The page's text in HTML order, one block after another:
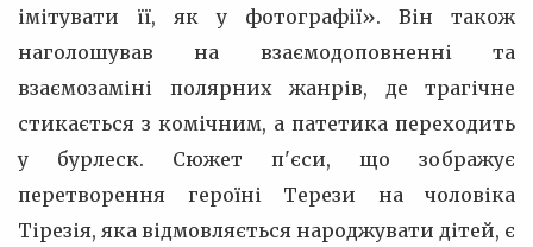
імітувати її, як у фотографії». Він також
наголошував на взаємодоповненні та
взаємозаміні полярних жанрів, де трагічне
стикається з комічним, а патетика переходить
у бурлеск. Сюжет п'єси, що зображує
перетворення героїні Терези на чоловіка
Тірезія, яка відмовляється народжувати дітей, є